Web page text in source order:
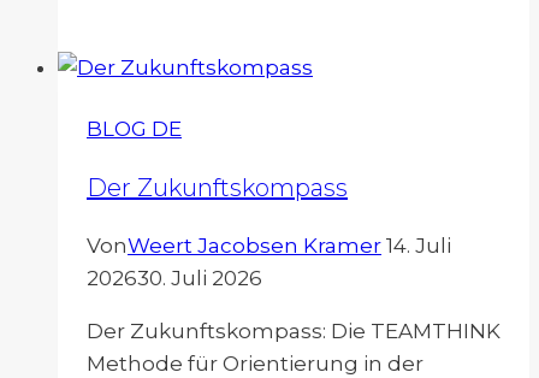
Organisationsmodellen
BLOG DE
Der Zukunftskompass
VonWeert Jacobsen Kramer 14. Juli
202630. Juli 2026
Der Zukunftskompass: Die TEAMTHINK
Methode für Orientierung in der